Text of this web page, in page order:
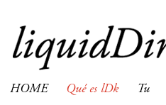
HOME Qué es lDk Tu